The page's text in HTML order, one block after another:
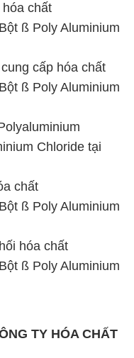
Chloride tại
chất
ß Poly Aluminium
hóa chất
ß Poly Aluminium
TY HÓA CHẤT